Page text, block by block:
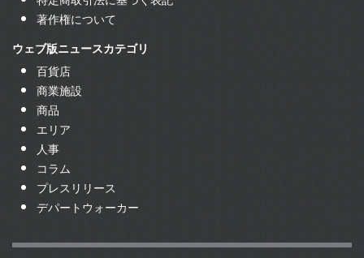
著作権について
ウェブ版ニュースカテゴリ
百貨店
商業施設
商品
エリア
人事
コラム
プレスリリース
デパートウォーカー